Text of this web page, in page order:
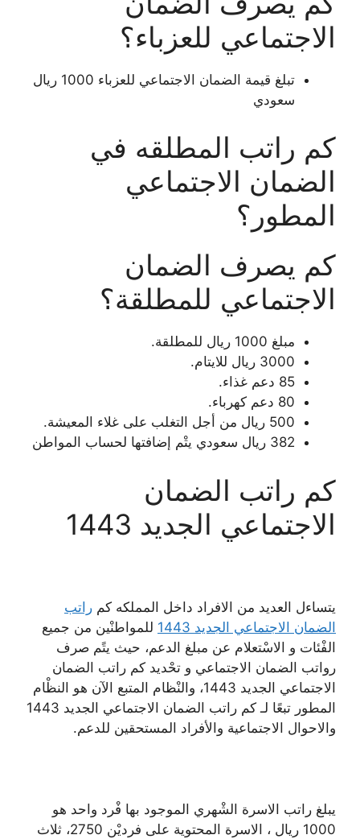
الاجتماعي للعزباء؟
تبلغ قيمة الضمان الاجتماعي للعزباء 1000 ريال
سعودي
كم راتب المطلقه في
الضمان الاجتماعي
المطور؟
كم يصرف الضمان
الاجتماعي للمطلقة؟
مبلغ 1000 ريال للمطلقة.
3000 ريال للايتام.
85 دعم غذاء.
80 دعم كهرباء.
500 ريال من أجل التغلب على غلاء المعيشة.
382 ريال سعودي يتْم إضافتها لحساب المواطن
كم راتب الضمان
الاجتماعي الجديد 1443
يتساءل العديد من الافراد داخل المملكه كم راتب
الضمان الاجتماعي الجديد 1443
للمواطنْين من جميع
الفْئات و الاسْتعلام عن مبلغ الدعم، حيث يتًم صرف
رواتب الضمان الاجتماعي و تحْديد كم راتب الضمان
الاجتماعي الجديد 1443، والنْظام المتبع الآن هو النظْام
المطور تبعًا لـ كم راتب الضمان الاجتماعي الجديد 1443
والاحوال الاجتماعية والأفراد المستحقين للدعم.
يبلغ راتب الاسرة الشْهري الموجود بها فْرد واحد هو
1000 ريال ، الاسرة المحتوية على فرديْن 2750، ثلاث